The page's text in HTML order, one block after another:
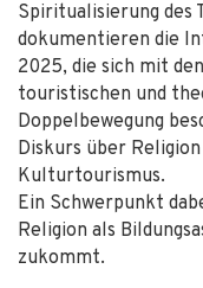
Spiritualisierung des
dokumentieren die
2025, die sich mit
touristischen und
Doppelbewegung
Diskurs über
Kulturtourismus.
Ein Schwerpunkt
Religion als
zukommt.